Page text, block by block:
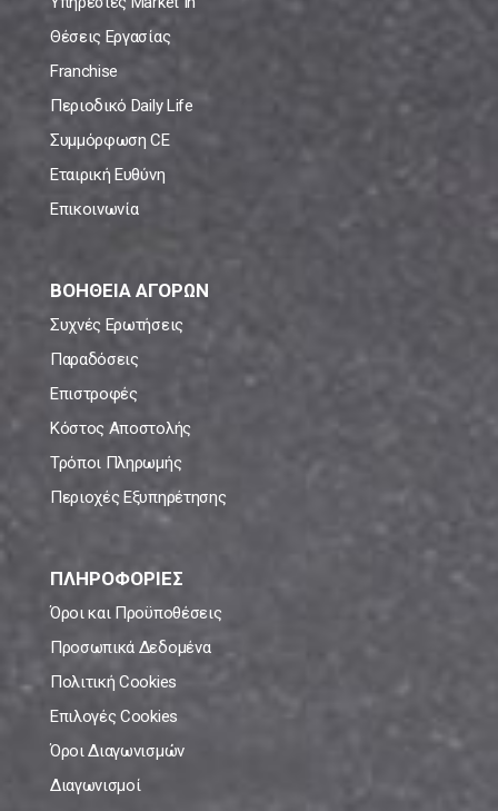
Θέσεις Εργασίας
Franchise
Περιοδικό Daily Life
Συμμόρφωση CE
Εταιρική Ευθύνη
Επικοινωνία
ΒΟΗΘΕΙΑ ΑΓΟΡΩΝ
Συχνές Ερωτήσεις
Παραδόσεις
Επιστροφές
Κόστος Αποστολής
Τρόποι Πληρωμής
Περιοχές Εξυπηρέτησης
ΠΛΗΡΟΦΟΡΙΕΣ
Όροι και Προϋποθέσεις
Προσωπικά Δεδομένα
Πολιτική Cookies
Επιλογές Cookies
Όροι Διαγωνισμών
Διαγωνισμοί